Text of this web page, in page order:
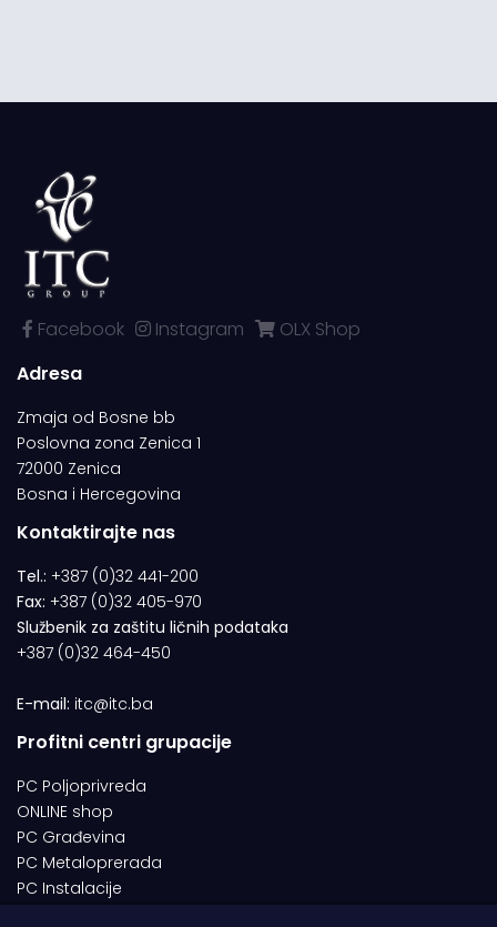
Facebook Instagram
OLX Shop
Adresa
Zmaja od Bosne bb
Poslovna zona Zenica 1
72000 Zenica
Bosna i Hercegovina
Kontaktirajte nas
Tel.: +387 (0)32 441-200
Fax: +387 (0)32 405-970
Službenik za zaštitu ličnih podataka
+387 (0)32 464-450
E-mail: itc@itc.ba
Profitni centri grupacije
PC Poljoprivreda
ONLINE shop
PC Građevina
PC Metaloprerada
PC Instalacije